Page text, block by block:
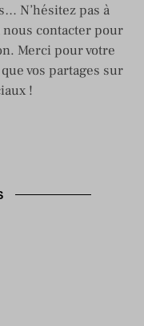
N’hésitez pas à
contacter pour
Merci pour votre
vos partages sur
!